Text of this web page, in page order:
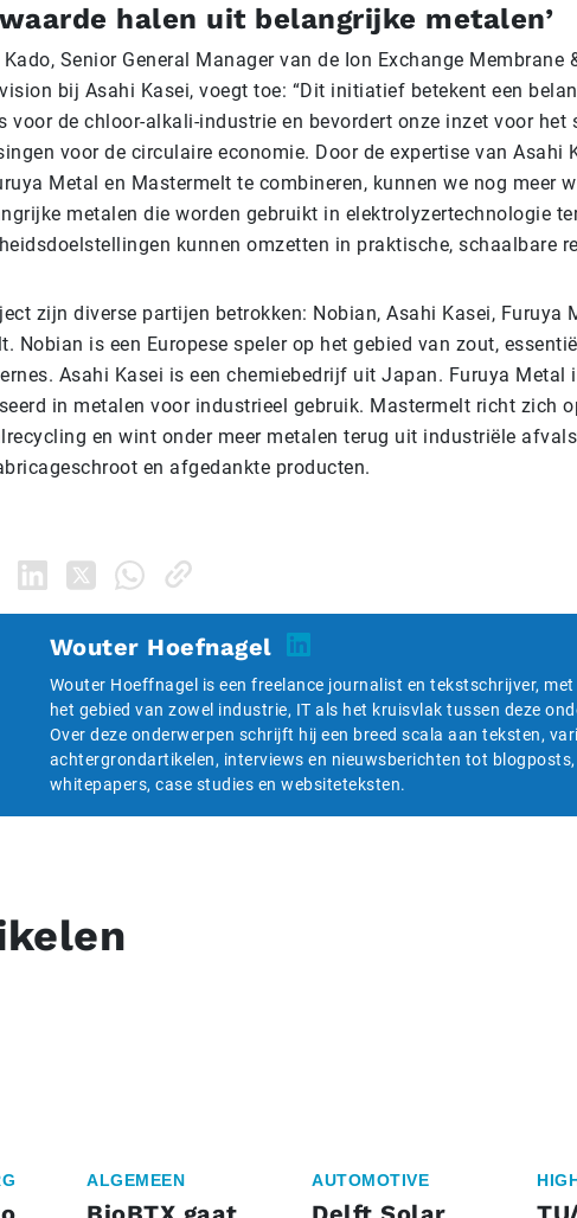
waarde halen uit belangrijke metalen’
Senior General Manager van de Ion Exchange Membrane
bij Asahi Kasei, voegt toe: “Dit initiatief betekent een
voor de chloor-alkali-industrie en bevordert onze inzet voor het
voor de circulaire economie. Door de expertise van Asahi
Metal en Mastermelt te combineren, kunnen we nog meer
metalen die worden gebruikt in elektrolyzertechnologie
kunnen omzetten in praktische, schaalbare
zijn diverse partijen betrokken: Nobian, Asahi Kasei, Furuya
Nobian is een Europese speler op het gebied van zout,
Asahi Kasei is een chemiebedrijf uit Japan. Furuya Metal
in metalen voor industrieel gebruik. Mastermelt richt zich
en wint onder meer metalen terug uit industriële
en afgedankte producten.
Wouter Hoefnagel
Wouter Hoeffnagel is een freelance journalist en tekstschrijver,
het gebied van zowel industrie, IT als het kruisvlak tussen deze
Over deze onderwerpen schrijft hij een breed scala aan teksten,
achtergrondartikelen, interviews en nieuwsberichten tot blogposts,
whitepapers, case studies en websiteteksten.
ALGEMEEN AUTOMOTIVE